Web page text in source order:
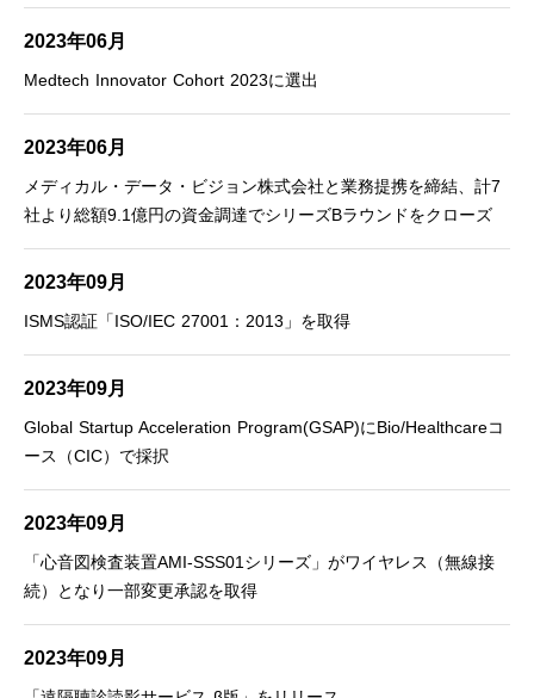
2023年06月
Medtech Innovator Cohort 2023に選出
2023年06月
メディカル・データ・ビジョン株式会社と業務提携を締結、計7
社より総額9.1億円の資金調達でシリーズBラウンドをクローズ
2023年09月
ISMS認証「ISO/IEC 27001：2013」を取得
2023年09月
Global Startup Acceleration Program(GSAP)にBio/Healthcareコ
ース（CIC）で採択
2023年09月
「心音図検査装置AMI-SSS01シリーズ」がワイヤレス（無線接
続）となり一部変更承認を取得
2023年09月